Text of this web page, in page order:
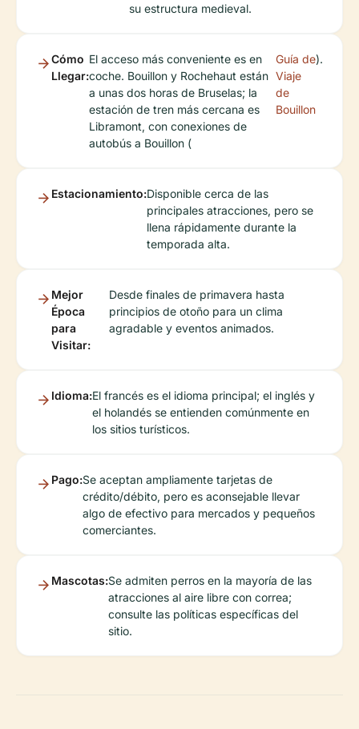
su estructura medieval.
Cómo
Llegar:
El acceso más conveniente es en
coche. Bouillon y Rochehaut están
a unas dos horas de Bruselas; la
estación de tren más cercana es
Libramont, con conexiones de
autobús a Bouillon (
Guía de
Viaje
de
Bouillon
).
Estacionamiento:Disponible cerca de las
principales atracciones, pero se
llena rápidamente durante la
temporada alta.
Mejor
Época
para
Visitar:
Desde finales de primavera hasta
principios de otoño para un clima
agradable y eventos animados.
Idioma:El francés es el idioma principal; el inglés y
el holandés se entienden comúnmente en
los sitios turísticos.
Pago:Se aceptan ampliamente tarjetas de
crédito/débito, pero es aconsejable llevar
algo de efectivo para mercados y pequeños
comerciantes.
Mascotas:Se admiten perros en la mayoría de las
atracciones al aire libre con correa;
consulte las políticas específicas del
sitio.